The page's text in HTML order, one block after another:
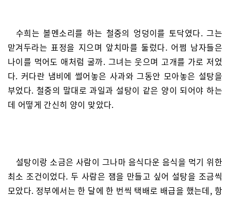
수희는 볼멘소리를 하는 철중의 엉덩이를 토닥였다. 그는
맏겨두라는 표정을 지으며 앞치마를 둘렀다. 어쩜 남자들은
나이를 먹어도 애처럼 굴까. 그녀는 웃으며 고개를 가로 저었
다. 커다란 냄비에 썰어놓은 사과와 그동안 모아놓은 설탕을
부었다. 철중의 말대로 과일과 설탕이 같은 양이 되어야 하는
데 어떻게 간신히 양이 맞았다.
설탕이랑 소금은 사람이 그나마 음식다운 음식을 먹기 위한
최소 조건이었다. 두 사람은 잼을 만들고 싶어 설탕을 조금씩
모았다. 정부에서는 한 달에 한 번씩 택배로 배급을 했는데, 항